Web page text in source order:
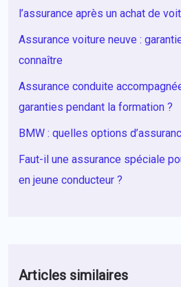
l’assurance après un achat de
Assurance voiture neuve :
connaître
Assurance conduite
garanties pendant la formation ?
BMW : quelles options
Faut-il une assurance spéciale
en jeune conducteur ?
Articles similaires